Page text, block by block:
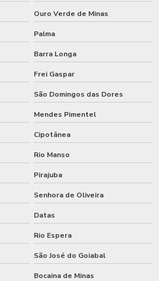
Ouro Verde de Minas
Palma
Barra Longa
Frei Gaspar
São Domingos das Dores
Mendes Pimentel
Cipotânea
Rio Manso
Pirajuba
Senhora de Oliveira
Datas
Rio Espera
São José do Goiabal
Bocaina de Minas